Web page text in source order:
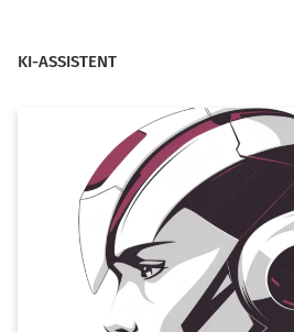
KI-ASSISTENT